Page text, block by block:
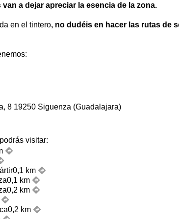
van a dejar apreciar la esencia de la zona.
en el tintero, no dudéis en hacer las rutas de
8 19250 Siguenza (Guadalajara)
visitar:
0,1 km
0,1 km
0,2 km
0,2 km